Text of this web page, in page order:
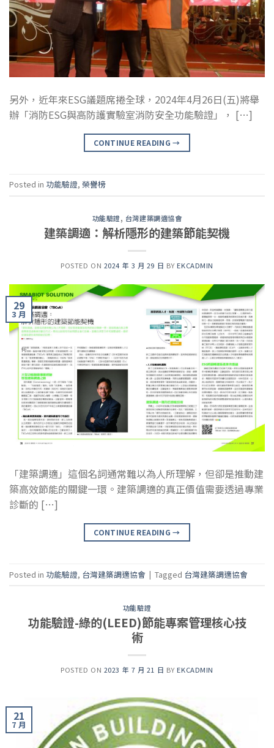
另外，近年來ESG議題席捲全球，2024年4月26日(五)將舉
辦「消防ESG與高防護實驗室消防安全功能驗證」， […]
CONTINUE READING→
Posted in 功能驗證, 榮譽榜
功能驗證, 台灣建築調適協會
建築調適：解析隱形的建築節能契機
POSTED ON 2024 年 3 月 29 日 BY EKCADMIN
29
3 月
「建築調適」這個名詞通常難以為人所理解，但卻是推動建
築高效節能的關鍵一環。建築調適的真正價值需要透過專業
診斷的 […]
CONTINUE READING→
Posted in 功能驗證, 台灣建築調適協會 | Tagged 台灣建築調適協會
功能驗證
功能驗證-綠的(LEED)節能專案管理核心技
術
POSTED ON 2023 年 7 月 21 日 BY EKCADMIN
21
7 月